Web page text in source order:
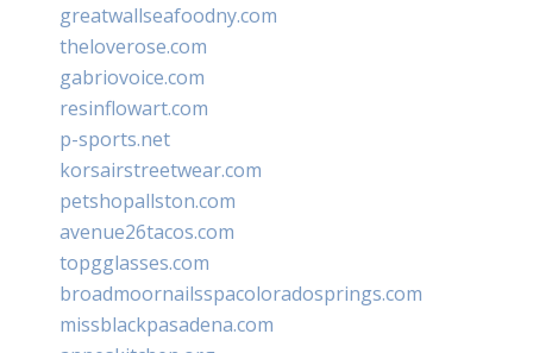
greatwallseafoodny.com
theloverose.com
gabriovoice.com
resinflowart.com
p-sports.net
korsairstreetwear.com
petshopallston.com
avenue26tacos.com
topgglasses.com
broadmoornailsspacoloradosprings.com
missblackpasadena.com